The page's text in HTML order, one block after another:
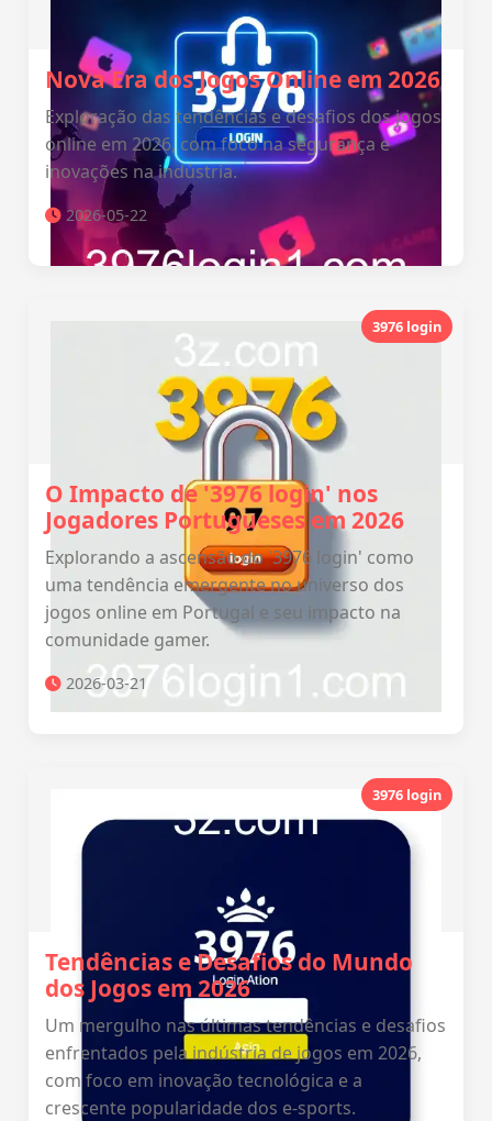
Nova Era dos Jogos Online em 2026
Exploração das tendências e desafios dos jogos
online em 2026, com foco na segurança e
inovações na indústria.
2026-05-22
3976 login
O Impacto de '3976 login' nos
Jogadores Portugueses em 2026
Explorando a ascensão do '3976 login' como
uma tendência emergente no universo dos
jogos online em Portugal e seu impacto na
comunidade gamer.
2026-03-21
3976 login
Tendências e Desafios do Mundo
dos Jogos em 2026
Um mergulho nas últimas tendências e desafios
enfrentados pela indústria de jogos em 2026,
com foco em inovação tecnológica e a
crescente popularidade dos e-sports.